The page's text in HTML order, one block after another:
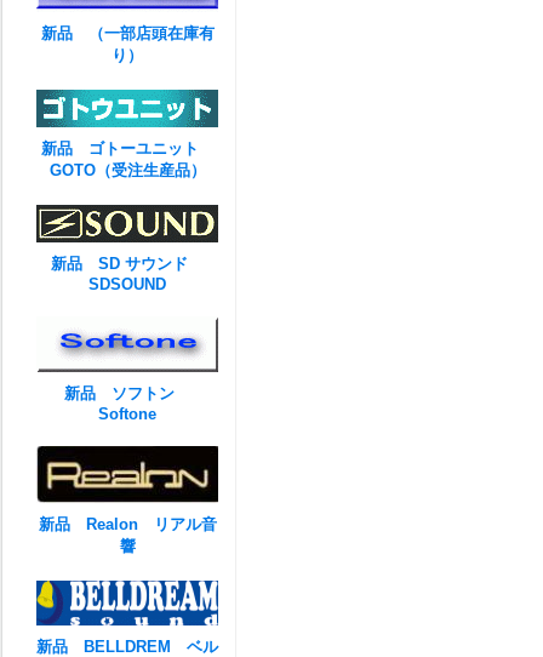
新品 （一部店頭在庫有
り）
新品 ゴトーユニット
GOTO（受注生産品）
新品 SD サウンド
SDSOUND
新品 ソフトン
Softone
新品 Realon リアル音
響
新品 BELLDREM ベル